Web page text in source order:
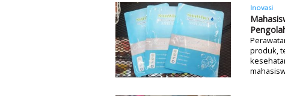
Inovasi
produk,